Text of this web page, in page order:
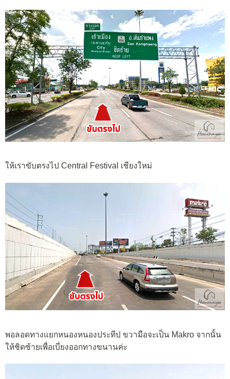
ให้เราขับตรงไป Central Festival เชียงใหม่
พอลอดทางแยกหนองหนองประทีป ขวามือจะเป็น Makro จากนั้น
ให้ชิดซ้ายเพื่อเบี่ยงออกทางขนานค่ะ